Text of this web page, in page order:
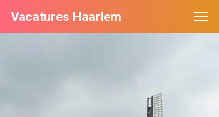
Vacatures Haarlem
Vacatures per bedrijf in Haarlem